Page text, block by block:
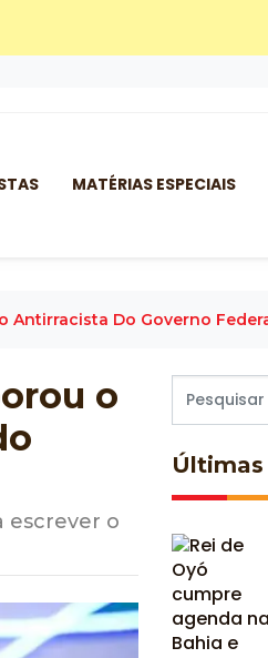
MATÉRIAS ESPECIAIS
Antirracista Do Governo
o
escrever o
Últimas